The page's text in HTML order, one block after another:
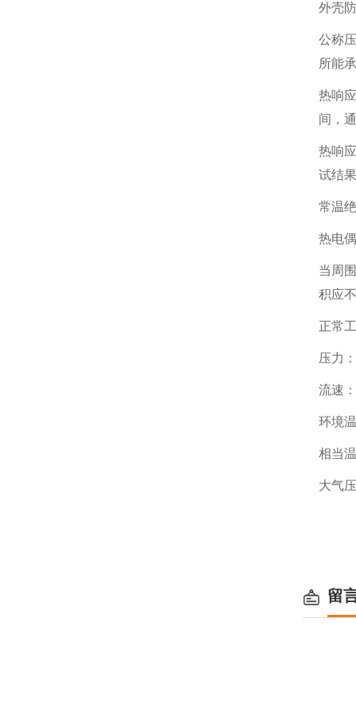
外壳
公称
所能
热响
间，
热响
试结
常温
热电
当周
积应
正常
压力
流速
环境
相当
大气
留